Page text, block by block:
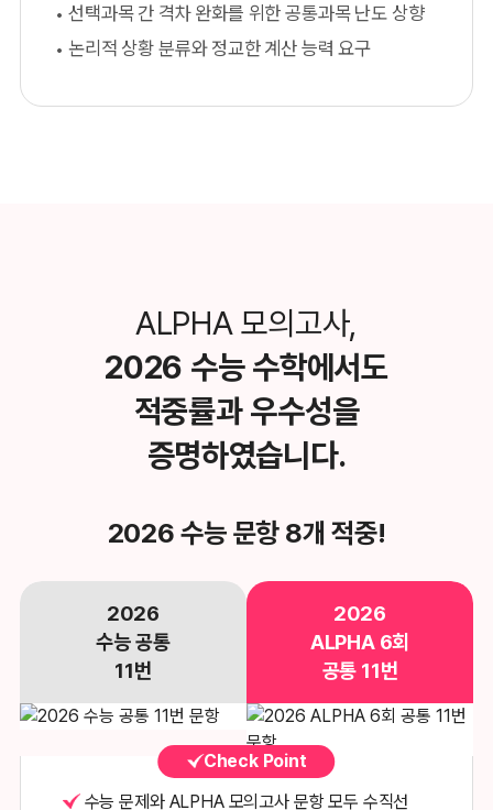
선택과목 간 격차 완화를 위한 공통과목 난도 상향
논리적 상황 분류와 정교한 계산 능력 요구
ALPHA 모의고사,
2026 수능 수학에서도
적중률과 우수성을
증명하였습니다.
2026 수능 문항 8개 적중!
2026
수능 공통
11번
2026
ALPHA 6회
공통 11번
Check Point
수능 문제와 ALPHA 모의고사 문항 모두 수직선